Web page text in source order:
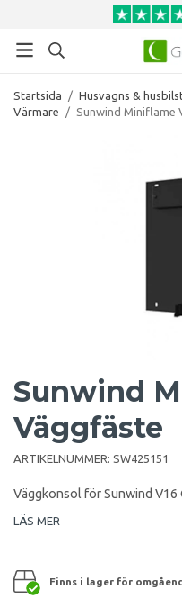
Startsida / Husvagns &
Värmare
/ Sunwind Miniflame
Sunwind
Väggfäste
ARTIKELNUMMER: SW425151
Väggkonsol för Sunwind V16
LÄS MER
Finns i lager för